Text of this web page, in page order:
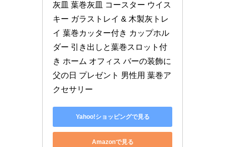
灰皿 葉巻灰皿 コースター ウイス
キー ガラストレイ & 木製灰トレ
イ 葉巻カッター付き カップホル
ダー 引き出しと葉巻スロット付
き ホーム オフィス バーの装飾に
父の日 プレゼント 男性用 葉巻ア
クセサリー
Yahoo!ショッピングで見る
Amazonで見る